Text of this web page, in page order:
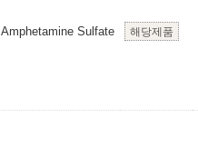
Amphetamine Sulfate 해당제품